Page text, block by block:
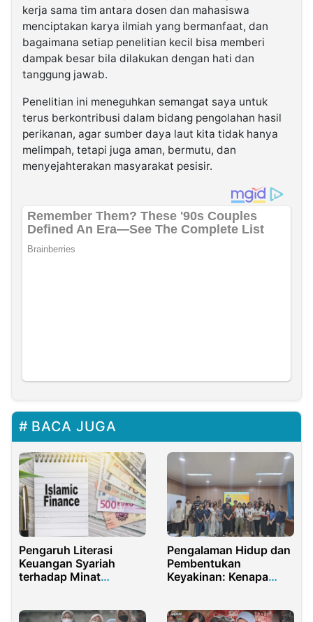
kerja sama tim antara dosen dan mahasiswa
menciptakan karya ilmiah yang bermanfaat, dan
bagaimana setiap penelitian kecil bisa memberi
dampak besar bila dilakukan dengan hati dan
tanggung jawab.
Penelitian ini meneguhkan semangat saya untuk
terus berkontribusi dalam bidang pengolahan hasil
perikanan, agar sumber daya laut kita tidak hanya
melimpah, tetapi juga aman, bermutu, dan
menyejahterakan masyarakat pesisir.
BACA JUGA
Pengaruh Literasi
Keuangan Syariah
terhadap Minat
Pengalaman Hidup dan
Pembentukan
Keyakinan: Kenapa